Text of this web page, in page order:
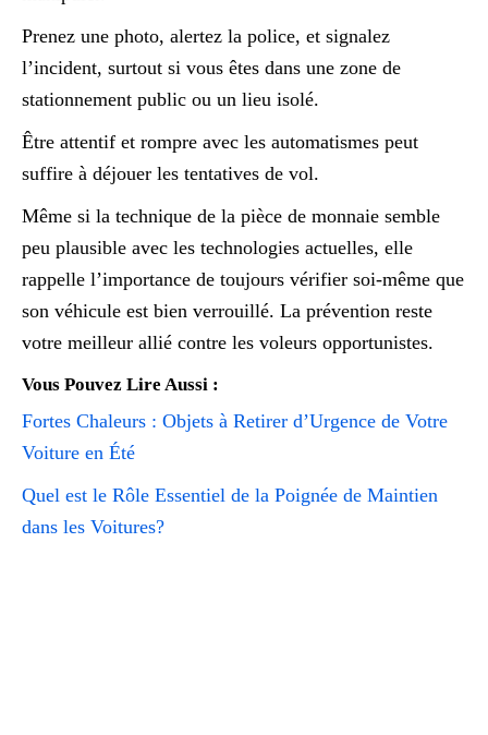
Prenez une photo, alertez la police, et signalez
l’incident, surtout si vous êtes dans une zone de
stationnement public ou un lieu isolé.
Être attentif et rompre avec les automatismes peut
suffire à déjouer les tentatives de vol.
Même si la technique de la pièce de monnaie semble
peu plausible avec les technologies actuelles, elle
rappelle l’importance de toujours vérifier soi-même que
son véhicule est bien verrouillé. La prévention reste
votre meilleur allié contre les voleurs opportunistes.
Vous Pouvez Lire Aussi :
Fortes Chaleurs : Objets à Retirer d’Urgence de Votre
Voiture en Été
Quel est le Rôle Essentiel de la Poignée de Maintien
dans les Voitures?